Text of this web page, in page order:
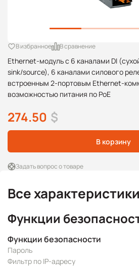
Ethernet-модуль с 6 каналами DI
sink/source), 6 каналами силового
встроенным 2-портовым Ethernet-
возможностью питания по PoE
В избранное В сравнение
274.50 $
В корзину
Задать вопрос о товаре
Все характеристики
Функции
Функции безопасности
Пароль
Фильтр по IP-адресу